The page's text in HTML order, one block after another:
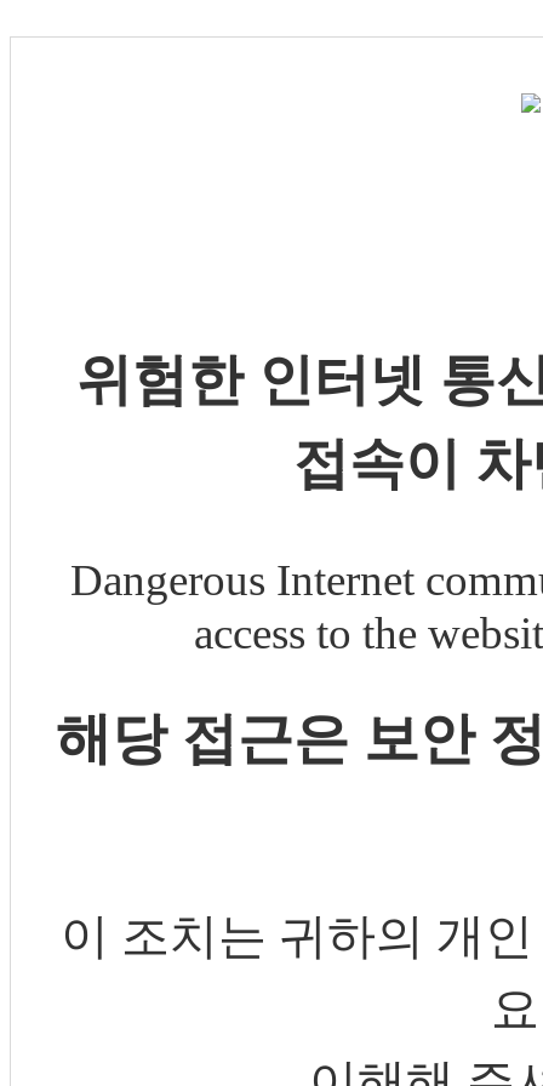
위험한 인터넷 통
접속이
Dangerous Internet
access to the
해당 접근은 보안
이 조치는 귀하의 개